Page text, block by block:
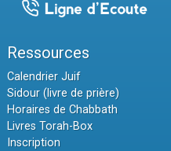
Ressources
Calendrier Juif
Sidour (livre de prière)
Horaires de Chabbath
Livres Torah-Box
Inscription